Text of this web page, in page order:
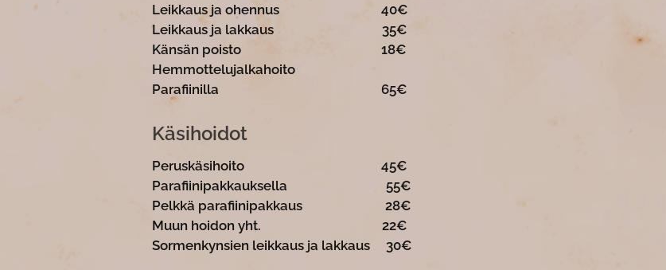
Leikkaus ja ohennus 40€
Leikkaus ja lakkaus 35€
Känsän poisto 18€
Hemmottelujalkahoito
Parafiinilla 65€
Käsihoidot
Peruskäsihoito 45€
Parafiinipakkauksella 55€
Pelkkä parafiinipakkaus 28€
Muun hoidon yht. 22€
Sormenkynsien leikkaus ja lakkaus 30€